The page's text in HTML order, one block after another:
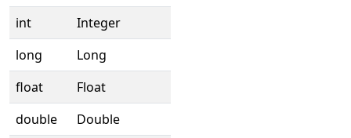
int
Integer
long
Long
float
Float
double
Double